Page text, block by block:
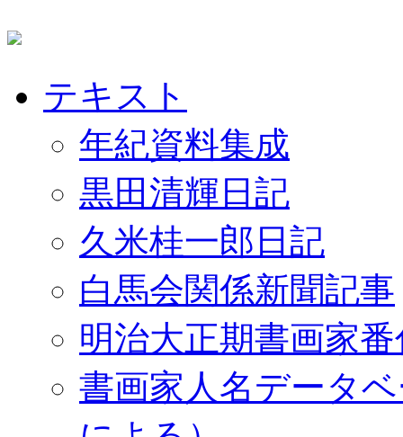
テキスト
年紀資料集成
黒田清輝日記
久米桂一郎日記
白馬会関係新聞記事
明治大正期書画家
書画家人名データ